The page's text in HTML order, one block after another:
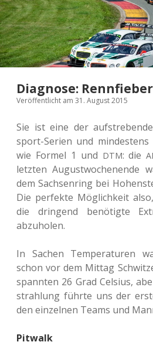
Diagnose:
Veröffentlicht am 31. August 2015
Sie ist eine der
sport-Serien und
wie Formel 1 und DTM: die
letz­ten August­wo­chen­en­de
dem Sach­sen­ring bei
Die per­fek­te Mög­lich­keit
die drin­gend benö­tig­te
abzuholen.
In Sachen Tem­pe­ra­tu­ren
schon vor dem Mittag
spann­ten 26 Grad Cel­si­us,
strah­lung führte uns der
den ein­zel­nen Teams und
Pitwalk